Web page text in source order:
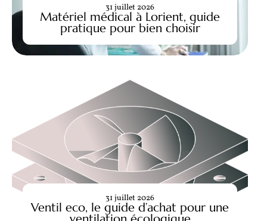
Matériel médical à Lorient, guide
pratique pour bien choisir
31 juillet 2026
Ventil eco, le guide d’achat pour une
31 juillet 2026